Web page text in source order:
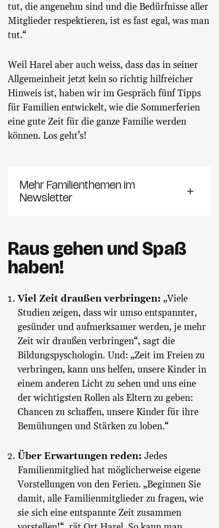
tut, die angenehm sind und die Bedürfnisse aller
Mitglieder respektieren, ist es fast egal, was man
tut.“
Weil Harel aber auch weiss, dass das in seiner
Allgemeinheit jetzt kein so richtig hilfreicher
Hinweis ist, haben wir im Gespräch fünf Tipps
für Familien entwickelt, wie die Sommerferien
eine gute Zeit für die ganze Familie werden
können. Los geht’s!
Mehr Familienthemen im
Newsletter
Raus gehen und Spaß
haben!
Viel Zeit draußen verbringen: „Viele
Studien zeigen, dass wir umso entspannter,
gesünder und aufmerksamer werden, je mehr
Zeit wir draußen verbringen“, sagt die
Bildungspyschologin. Und: „Zeit im Freien zu
verbringen, kann uns helfen, unsere Kinder in
einem anderen Licht zu sehen und uns eine
der wichtigsten Rollen als Eltern zu geben:
Chancen zu schaffen, unsere Kinder für ihre
Bemühungen und Stärken zu loben.“
Über Erwartungen reden: Jedes
Familienmitglied hat möglicherweise eigene
Vorstellungen von den Ferien. „Beginnen Sie
damit, alle Familienmitglieder zu fragen, wie
sie sich eine entspannte Zeit zusammen